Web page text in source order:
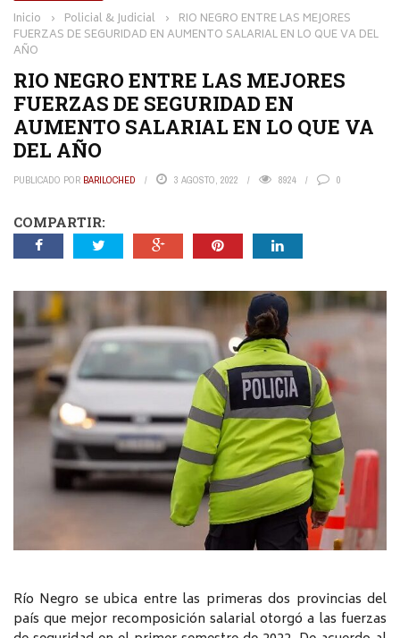
INTERÉS GENERAL
DEPORTIVAS
OPINIÓN
NECROLÓGICAS
Inicio › Policial & Judicial › RIO NEGRO ENTRE LAS MEJORES
FUERZAS DE SEGURIDAD EN AUMENTO SALARIAL EN LO QUE VA DEL
AÑO
RIO NEGRO ENTRE LAS MEJORES
FUERZAS DE SEGURIDAD EN
AUMENTO SALARIAL EN LO QUE VA
DEL AÑO
PUBLICADO POR BARILOCHED 3 AGOSTO, 2022 8924 0
COMPARTIR:
Río Negro se ubica entre las primeras dos provincias del
país que mejor recomposición salarial otorgó a las fuerzas